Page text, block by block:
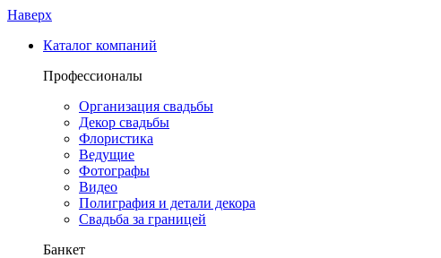
Наверх
Каталог компаний
Профессионалы
Организация свадьбы
Декор свадьбы
Флористика
Ведущие
Фотографы
Видео
Полиграфия и детали декора
Свадьба за границей
Банкет